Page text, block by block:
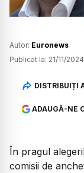
Autor: Euronews
Publicat la: 21/11/
DISTRIBUIȚI
ADAUGĂ-NE
În pragul
comisii de